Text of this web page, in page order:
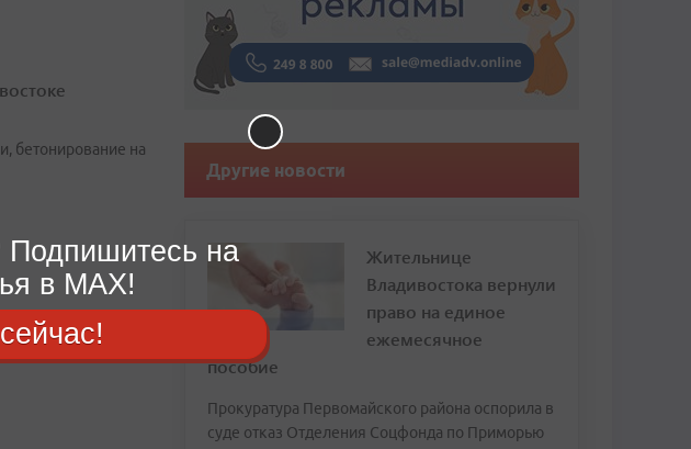
бетонирование на
делать
парковках
Другие новости
Жительнице
Владивостока вернули
право на единое
ежемесячное
пособие
Прокуратура Первомайского района оспорила в
суде отказ Отделения Соцфонда по Приморью
на
в MAX!